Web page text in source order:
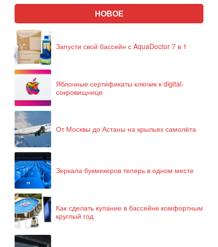
НОВОЕ
Запусти свой бассейн с AquaDoctor 7 в 1
Яблочные сертификаты ключик к digital-
сокровищнице
От Москвы до Астаны на крыльях самолёта
Зеркала букмекеров теперь в одном месте
Как сделать купание в бассейне комфортным
круглый год